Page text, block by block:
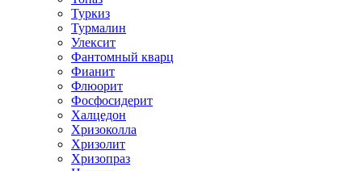
Туркиз
Турмалин
Улексит
Фантомный кварц
Фианит
Флюорит
Фосфосидерит
Халцедон
Хризоколла
Хризолит
Хризопраз